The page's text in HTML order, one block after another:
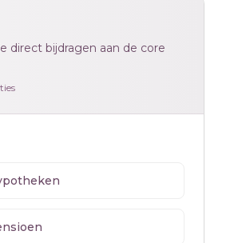
direct bijdragen aan de core